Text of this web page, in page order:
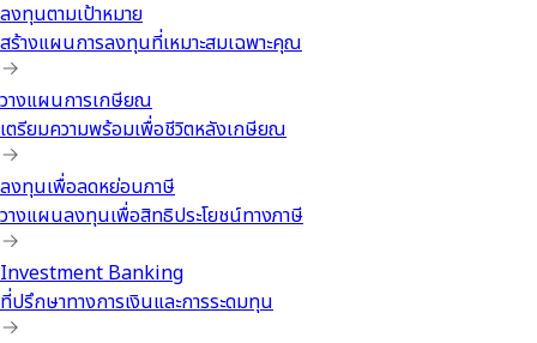
ลงทุนตามเป้าหมาย
สร้างแผนการลงทุนที่เหมาะสมเฉพาะคุณ
วางแผนการเกษียณ
เตรียมความพร้อมเพื่อชีวิตหลังเกษียณ
ลงทุนเพื่อลดหย่อนภาษี
วางแผนลงทุนเพื่อสิทธิประโยชน์ทางภาษี
Investment Banking
ที่ปรึกษาทางการเงินและการระดมทุน